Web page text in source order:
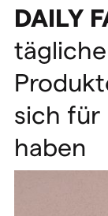
DAILY
sich für
haben